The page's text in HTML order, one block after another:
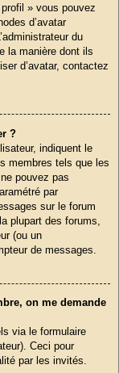
profil » vous pouvez
d’avatar
du
la manière dont ils
d’avatar, contactez
?
indiquent le
membres tels que les
pouvez pas
par
sur le forum
plupart des forums,
(ou un
de messages.
on me demande
via le formulaire
Ceci pour
par les invités.